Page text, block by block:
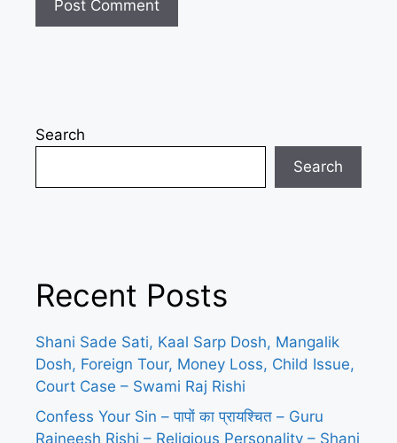
Search
Search
Recent Posts
Shani Sade Sati, Kaal Sarp Dosh, Mangalik
Dosh, Foreign Tour, Money Loss, Child Issue,
Court Case – Swami Raj Rishi
Confess Your Sin – पापों का प्रायश्चित – Guru
Rajneesh Rishi – Religious Personality – Shani